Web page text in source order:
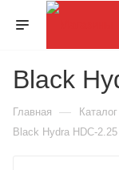
Black
Главная — Каталог
Black Hydra HDC-2.25